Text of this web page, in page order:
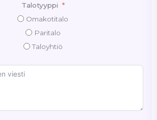
Talotyyppi
Omakotitalo
Paritalo
Taloyhtiö